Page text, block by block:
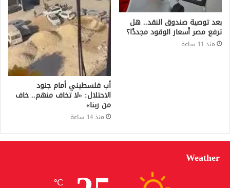
بعد توصية صندوق النقد.. هل
ترفع مصر أسعار الوقود مجددًا؟
منذ 11 ساعة
أب فلسطيني أمام جنود
الاحتلال: «لا تخاف منهم.. خاف
من ربنا»
منذ 14 ساعة
Weather
℃